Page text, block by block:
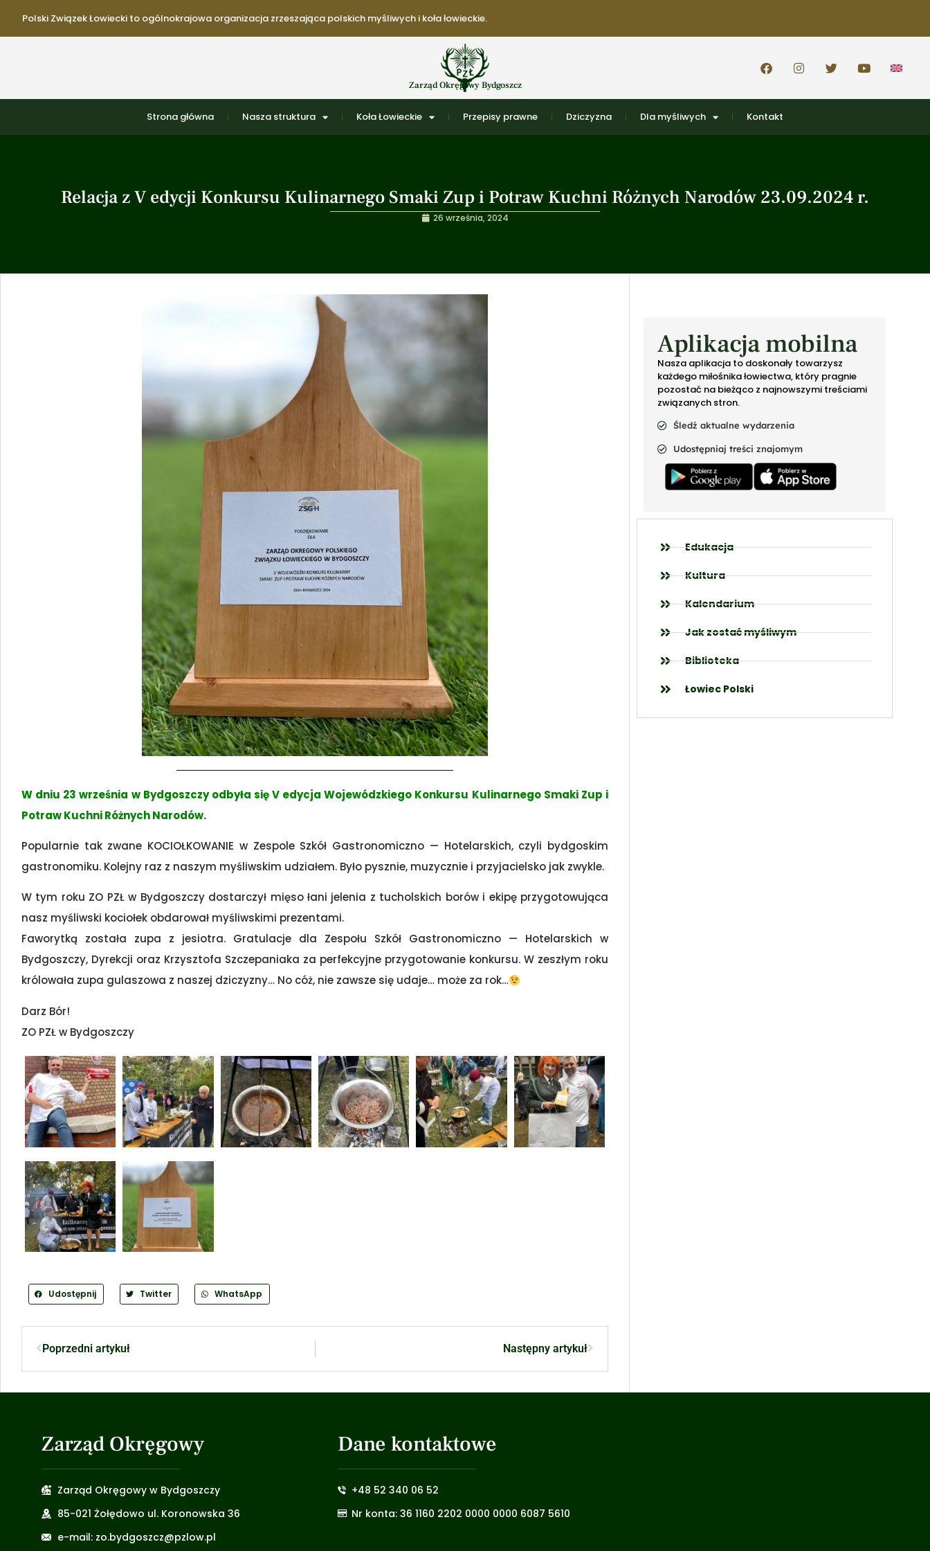
Polski Związek Łowiecki to ogólnokrajowa organizacja zrzeszająca polskich myśliwych i koła łowieckie.
Zarząd Okręgowy Bydgoszcz
Strona główna Nasza struktura Koła Łowieckie Przepisy prawne Dziczyzna Dla myśliwych Kontakt
Relacja z V edycji Konkursu Kulinarnego Smaki Zup i Potraw Kuchni Różnych Narodów 23.09.2024 r.
26 września, 2024
W dniu 23 września w Bydgoszczy odbyła się V edycja Wojewódzkiego Konkursu Kulinarnego Smaki Zup i
Potraw Kuchni Różnych Narodów.
Popularnie tak zwane KOCIOŁKOWANIE w Zespole Szkół Gastronomiczno — Hotelarskich, czyli bydgoskim
gastronomiku. Kolejny raz z naszym myśliwskim udziałem. Było pysznie, muzycznie i przyjacielsko jak zwykle.
W tym roku ZO PZŁ w Bydgoszczy dostarczył mięso łani jelenia z tucholskich borów i ekipę przygotowująca
nasz myśliwski kociołek obdarował myśliwskimi prezentami.
Faworytką została zupa z jesiotra. Gratulacje dla Zespołu Szkół Gastronomiczno — Hotelarskich w
Bydgoszczy, Dyrekcji oraz Krzysztofa Szczepaniaka za perfekcyjne przygotowanie konkursu. W zeszłym roku
królowała zupa gulaszowa z naszej dziczyzny… No cóż, nie zawsze się udaje… może za rok…
Darz Bór!
ZO PZŁ w Bydgoszczy
Udostępnij Twitter WhatsApp
Poprzedni artykuł Następny artykuł
Aplikacja mobilna
Nasza aplikacja to doskonały towarzysz
każdego miłośnika łowiectwa, który pragnie
pozostać na bieżąco z najnowszymi treściami
związanych stron.
Śledź aktualne wydarzenia
Udostępniaj treści znajomym
Edukacja
Kultura
Kalendarium
Jak zostać myśliwym
Biblioteka
Łowiec Polski
Zarząd Okręgowy
Zarząd Okręgowy w Bydgoszczy
85-021 Żołędowo ul. Koronowska 36
e-mail: zo.bydgoszcz@pzlow.pl
Dane kontaktowe
+48 52 340 06 52
Nr konta: 36 1160 2202 0000 0000 6087 5610